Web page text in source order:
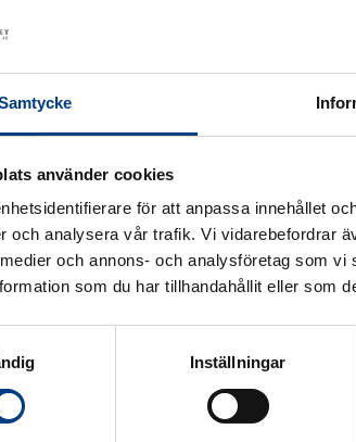
använder cookies
för att anpassa innehållet
och analysera vår trafik. Vi vidarebefordrar
och annons- och analysföretag som
som du har tillhandahållit eller som
Inställningar
KVDbil
tunga fordon och maskiner
största marknadsplats kvd.se.